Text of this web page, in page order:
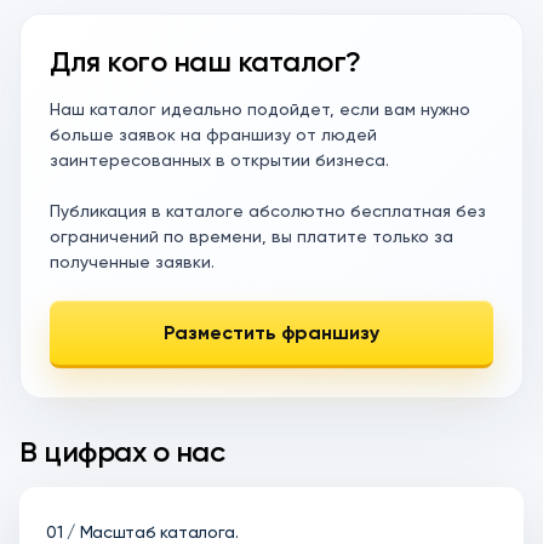
Для кого наш каталог?
Наш каталог идеально подойдет, если вам нужно
больше заявок на франшизу от людей
заинтересованных в открытии бизнеса.
Публикация в каталоге абсолютно бесплатная без
ограничений по времени, вы платите только за
полученные заявки.
Разместить франшизу
В цифрах о нас
01 / Масштаб каталога.